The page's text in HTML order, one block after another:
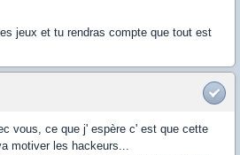
jeux et tu rendras compte que tout est
vous, ce que j' espère c' est que cette
motiver les hackeurs...